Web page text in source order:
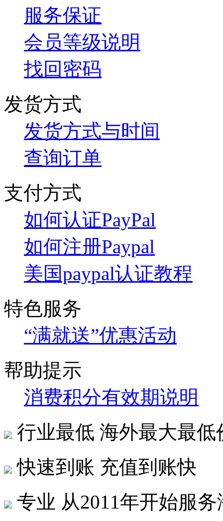
服务保证
会员等级说明
找回密码
发货方式
发货方式与时间
查询订单
支付方式
如何认证PayPal
如何注册Paypal
美国paypal认证教程
特色服务
“满就送”优惠活动
帮助提示
消费积分有效期说明
行业最低 海外最大最低
快速到账 充值到账快
专业 从2011年开始服